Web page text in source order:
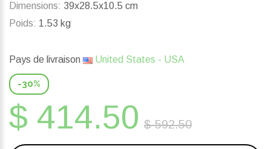
Dimensions: 39x28.5x10.5 cm
Poids: 1.53 kg
Pays de livraison United States - USA
-30%
$ 414.50 $ 592.50